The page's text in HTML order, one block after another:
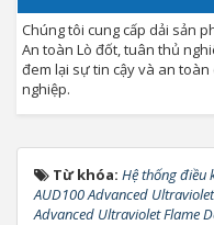
Chúng tôi cung cấp dải sản
An toàn Lò đốt, tuân thủ
đem lại sự tin cậy và an
nghiệp.
Từ khóa: Hệ thống điều
AUD100 Advanced
Advanced Ultraviolet Flame